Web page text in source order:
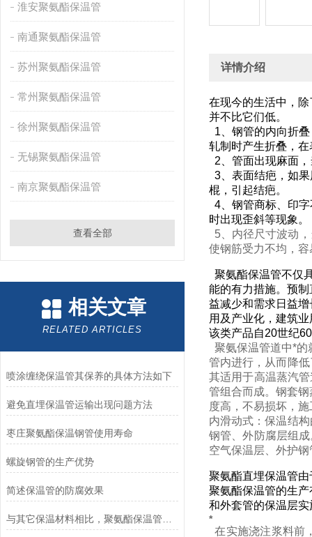
淮安聚氨酯保温管
南通聚氨酯保温管
苏州聚氨酯保温管
常州聚氨酯保温管
徐州聚氨酯保温管
无锡聚氨酯保温管
南京聚氨酯保温管
查看全部
相关文章
RELATED ARTICLES
喷涂缠绕保温管其保养的具体方法如下
避免直埋保温管运输出现问题方法
枣庄聚氨酯保温钢管使用寿命
螺旋钢管的生产优势
简述保温管的防腐效果
详情介绍
在现今的生活中，
并不比它们低。
1、钢管的内向折叠
轧制时产生折叠，
2、管面出现麻面
3、表面结疤，如
棍，引起结疤。
4、钢管商标、印
时出现歪斜等现象。
5、内径尺寸波动
使钢筋受力不均，容
聚氨酯保温管不仅
能的有力措施。预
益减少和需求日益
用及产业化，建筑
该类产品自20世纪
聚氨保温管道中*
管内进行，从而降
其适用于高温蒸汽
管组合而成。钢套
度高，不易损坏，
内滑动式：保温结
钢管、外防腐层组
空气保温层、外护
聚氨酯直埋保温管
聚氨酯保温管的生
和外套管的保温层
*
在实施浇注浆料前